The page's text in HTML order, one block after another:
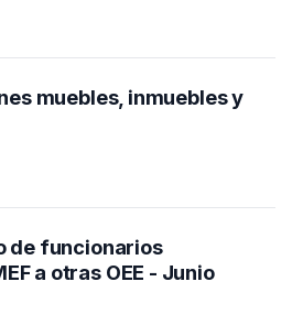
muebles, inmuebles y
de funcionarios
a otras OEE - Junio